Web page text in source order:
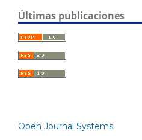
Últimas publicaciones
Open Journal Systems